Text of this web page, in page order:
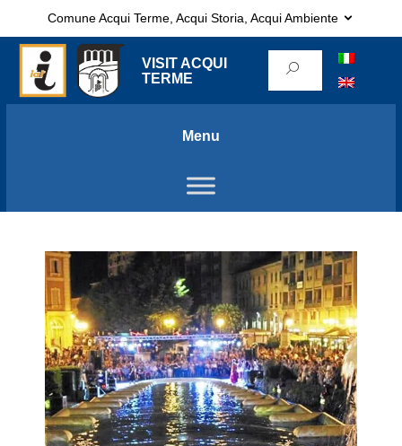
Comune Acqui Terme, Acqui Storia, Acqui Ambiente
VISIT ACQUI
TERME
Menu